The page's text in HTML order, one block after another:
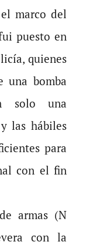
marco del
puesto en
quienes
una bomba
solo una
las hábiles
para
con el fin
armas (N
con la